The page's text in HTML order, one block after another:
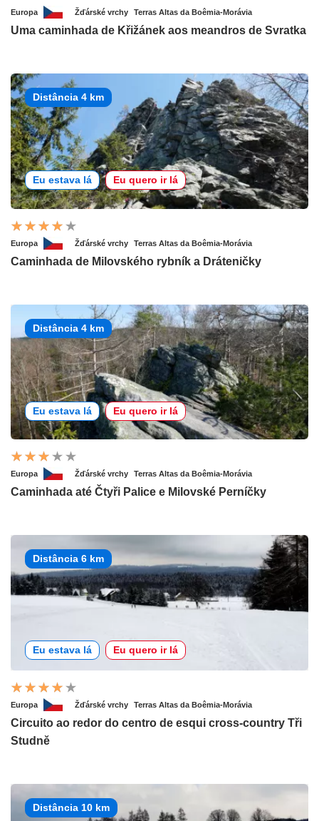
Europa Žďárské vrchy Terras Altas da Boêmia-Morávia
Uma caminhada de Křižánek aos meandros de Svratka
Distância 4 km
Eu estava lá Eu quero ir lá
Europa Žďárské vrchy Terras Altas da Boêmia-Morávia
Caminhada de Milovského rybník a Dráteničky
Distância 4 km
Eu estava lá Eu quero ir lá
Europa Žďárské vrchy Terras Altas da Boêmia-Morávia
Caminhada até Čtyři Palice e Milovské Perníčky
Distância 6 km
Eu estava lá Eu quero ir lá
Europa Žďárské vrchy Terras Altas da Boêmia-Morávia
Circuito ao redor do centro de esqui cross-country Tři
Studně
Distância 10 km